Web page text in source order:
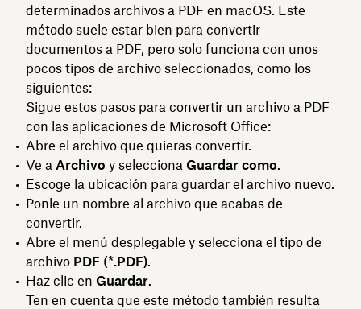
determinados archivos a PDF en macOS. Este
método suele estar bien para convertir
documentos a PDF, pero solo funciona con unos
pocos tipos de archivo seleccionados, como los
siguientes:
Sigue estos pasos para convertir un archivo a PDF
con las aplicaciones de Microsoft Office:
Abre el archivo que quieras convertir.
Ve a Archivo y selecciona Guardar como.
Escoge la ubicación para guardar el archivo nuevo.
Ponle un nombre al archivo que acabas de
convertir.
Abre el menú desplegable y selecciona el tipo de
archivo PDF (*.PDF).
Haz clic en Guardar.
Ten en cuenta que este método también resulta